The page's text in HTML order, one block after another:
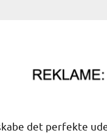
det perfekte